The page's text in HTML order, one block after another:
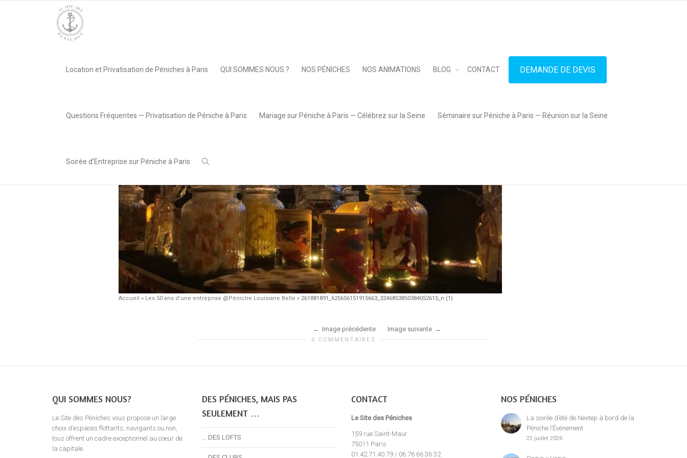
Location et Privatisation de Péniches à Paris QUI SOMMES NOUS ? NOS PÉNICHES NOS ANIMATIONS BLOG CONTACT DEMANDE DE DEVIS
Questions Fréquentes — Privatisation de Péniche à Paris Mariage sur Péniche à Paris — Célébrez sur la Seine Séminaire sur Péniche à Paris — Réunion sur la Seine
Soirée d’Entreprise sur Péniche à Paris
novembre
Accueil » Les 50 ans d’une entreprise @Péniche Louisiane Belle » 261881891_625656151915663_3246853850384052615_n (1)
Image précédente Image suivante
0 COMMENTAIRES
QUI SOMMES NOUS?
Le Site des Péniches vous propose un large
choix d’espaces flottants; navigants ou non,
tous offrent un cadre exceptionnel au coeur de
la capitale.
DES PÉNICHES, MAIS PAS
SEULEMENT …
… DES LOFTS
CONTACT
Le Site des Péniches
159 rue Saint-Maur
75011 Paris
01.42.71.40.79 / 06 76 66 36 32
NOS PÉNICHES
La soirée d’été de Nextep à bord de la
Péniche l’Événement
22 juillet 2026